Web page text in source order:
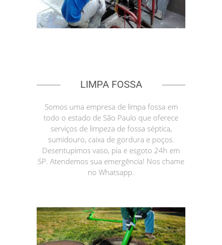
LIMPA FOSSA
Somos uma empresa de limpa fossa em
todo o estado de São Paulo que oferece
serviços de limpeza de fossa séptica,
sumidouro, caixa de gordura e poços.
Desentupimos vaso, pia e esgoto 24h em
SP. Atendemos sua emergência! Nos chame
no Whatsapp.